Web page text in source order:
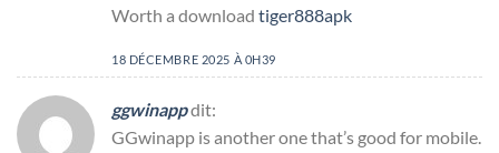
Worth a download tiger888apk
18 DÉCEMBRE 2025 À 0H39
ggwinappdit:
GGwinapp is another one that’s good for mobile.